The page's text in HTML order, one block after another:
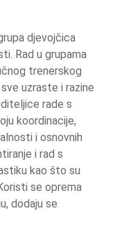
djevojčica
Rad u grupama
trenerskog
uzraste i razine
rade s
koordinacije,
i osnovnih
i rad s
kao što su
se oprema
dodaju se